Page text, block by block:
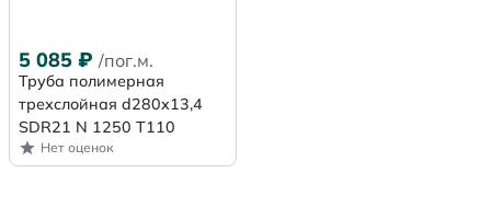
5 085 ₽ /пог.м.
Труба полимерная
трехслойная d280x13,4
SDR21 N 1250 Т110
Нет оценок